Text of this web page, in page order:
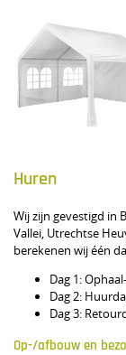
Huren
Wij zijn gevestigd in
Vallei, Utrechtse
berekenen wij één
Dag 1:
Dag 2:
Dag 3:
Op-/afbouw en